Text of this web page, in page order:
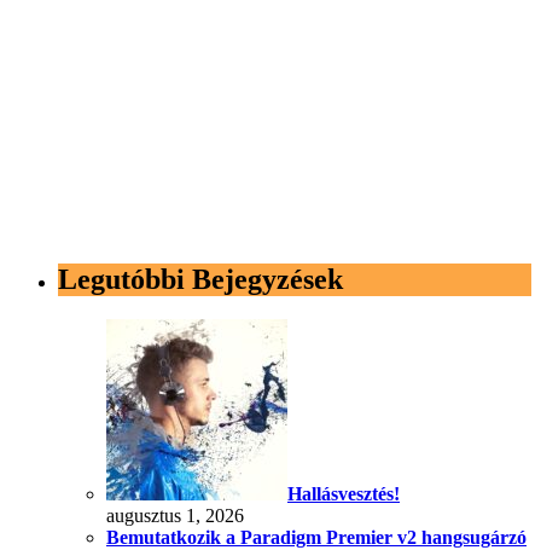
Legutóbbi Bejegyzések
Hallásvesztés!
augusztus 1, 2026
Bemutatkozik a Paradigm Premier v2 hangsugárzó